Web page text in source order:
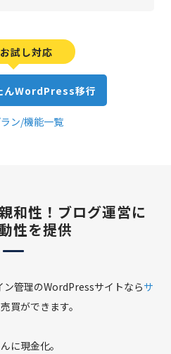
お試し対応
んWordPress移行
ン/機能一覧
和性！ ブログ運営に
性を提供
管理のWordPressサイトならサ
買ができます。
に現金化。